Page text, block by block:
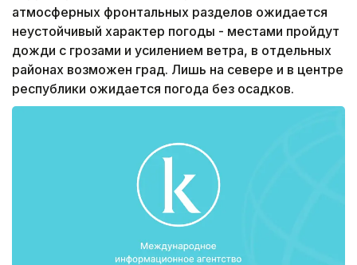
атмосферных фронтальных разделов ожидается
неустойчивый характер погоды - местами пройдут
дожди с грозами и усилением ветра, в отдельных
районах возможен град. Лишь на севере и в центре
республики ожидается погода без осадков.